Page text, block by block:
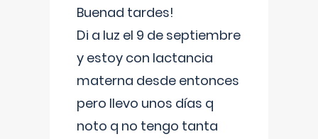
Buenad tardes!
Di a luz el 9 de septiembre
y estoy con lactancia
materna desde entonces
pero llevo unos días q
noto q no tengo tanta